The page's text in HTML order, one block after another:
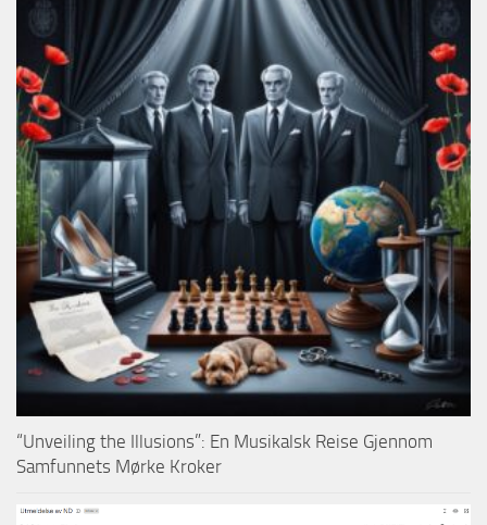
“Unveiling the Illusions”: En Musikalsk Reise Gjennom
Samfunnets Mørke Kroker